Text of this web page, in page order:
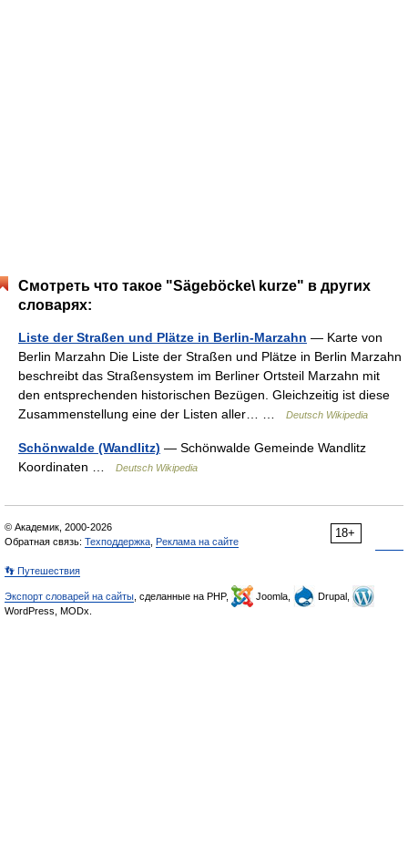
Смотреть что такое "Sägeböcke\ kurze" в других
словарях:
Liste der Straßen und Plätze in Berlin-Marzahn — Karte von
Berlin Marzahn Die Liste der Straßen und Plätze in Berlin Marzahn
beschreibt das Straßensystem im Berliner Ortsteil Marzahn mit
den entsprechenden historischen Bezügen. Gleichzeitig ist diese
Zusammenstellung eine der Listen aller… …
Deutsch Wikipedia
Schönwalde (Wandlitz) — Schönwalde Gemeinde Wandlitz
Koordinaten …
Deutsch Wikipedia
18+
© Академик, 2000-2026
Обратная связь: Техподдержка Реклама на сайте
👣 Путешествия
Экспорт словарей на сайты , сделанные на PHP, Joomla,
Drupal,
WordPress, MODx.